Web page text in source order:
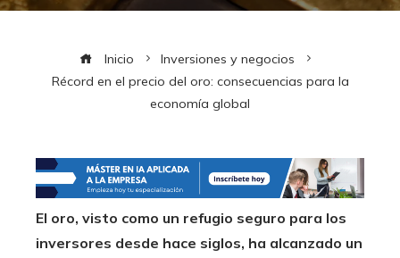
Inicio
Inversiones y negocios
Récord en el precio del oro: consecuencias para la
economía global
El oro, visto como un refugio seguro para los
inversores desde hace siglos, ha alcanzado un